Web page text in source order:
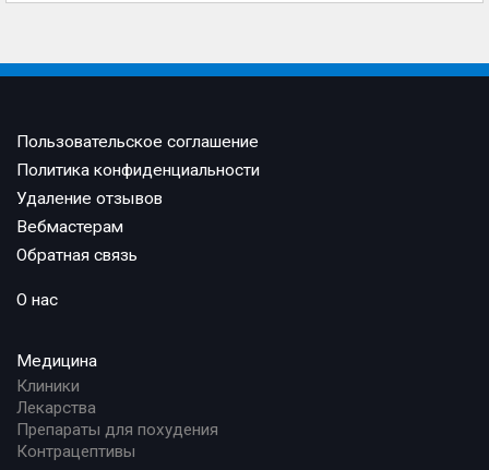
Пользовательское соглашение
Политика конфиденциальности
Удаление отзывов
Вебмастерам
Обратная связь
О нас
Медицина
Клиники
Лекарства
Препараты для похудения
Контрацептивы